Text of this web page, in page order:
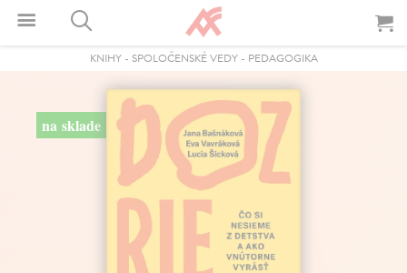
KNIHY- SPOLOČENSKÉ VEDY- PEDAGOGIKA
na sklade